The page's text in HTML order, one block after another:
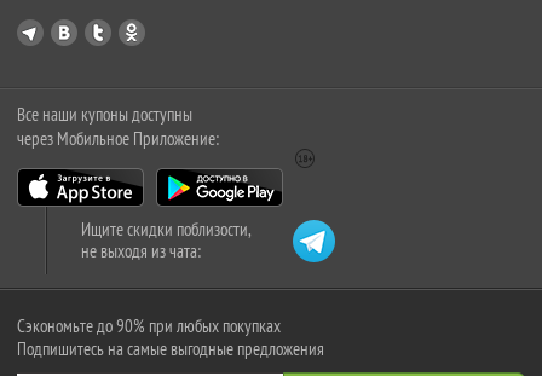
Все наши купоны доступны
через Мобильное Приложение:
Ищите скидки поблизости,
не выходя из чата:
Сэкономьте до 90% при любых покупках
Подпишитесь на самые выгодные предложения